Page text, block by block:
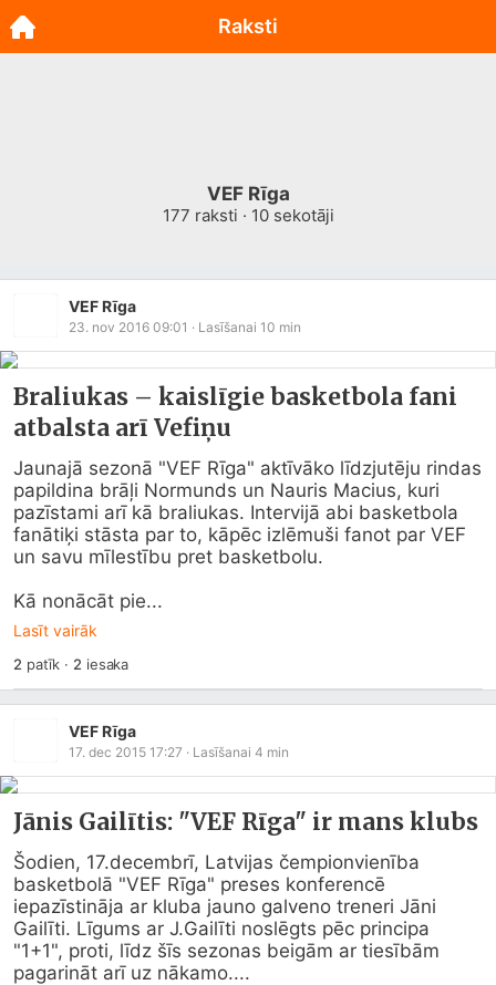
VEF Rīga
177 raksti · 10sekotāji
VEF Rīga
23. nov 2016 09:01 · Lasīšanai 10 min
Braliukas – kaislīgie basketbola fani
atbalsta arī Vefiņu
Jaunajā sezonā "VEF Rīga" aktīvāko līdzjutēju rindas
papildina brāļi Normunds un Nauris Macius, kuri
pazīstami arī kā braliukas. Intervijā abi basketbola
fanātiķi stāsta par to, kāpēc izlēmuši fanot par VEF
un savu mīlestību pret basketbolu.
Kā nonācāt pie...
Lasīt vairāk
2 patīk · 2 iesaka
VEF Rīga
17. dec 2015 17:27 · Lasīšanai 4 min
Jānis Gailītis: "VEF Rīga" ir mans klubs
Šodien, 17.decembrī, Latvijas čempionvienība
basketbolā "VEF Rīga" preses konferencē
iepazīstināja ar kluba jauno galveno treneri Jāni
Gailīti. Līgums ar J.Gailīti noslēgts pēc principa
"1+1", proti, līdz šīs sezonas beigām ar tiesībām
pagarināt arī uz nākamo....
Raksti